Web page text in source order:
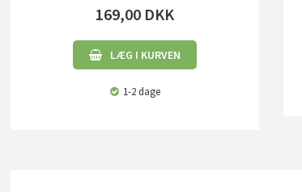
169,00 DKK
LÆG I KURVEN
1-2 dage